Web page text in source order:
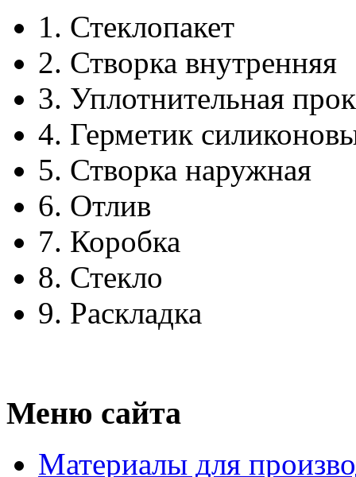
1. Стеклопакет
2. Створка внутренняя
3. Уплотнительная
4. Герметик
5. Створка наружная
6. Отлив
7. Коробка
8. Стекло
9. Раскладка
Меню сайта
Материалы для